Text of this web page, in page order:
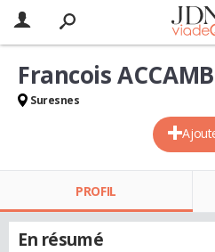
Francois
Suresnes
PROFIL
En résumé